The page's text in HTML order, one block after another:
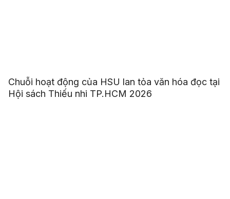
Chuỗi hoạt động của HSU lan tỏa văn hóa đọc tại
Hội sách Thiếu nhi TP.HCM 2026